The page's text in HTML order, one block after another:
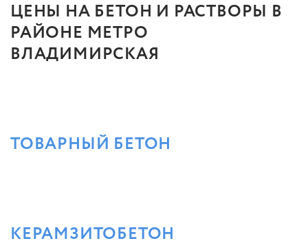
ЦЕНЫ НА БЕТОН И РАСТВОРЫ В
РАЙОНЕ МЕТРО
ВЛАДИМИРСКАЯ
ТОВАРНЫЙ БЕТОН
КЕРАМЗИТОБЕТОН